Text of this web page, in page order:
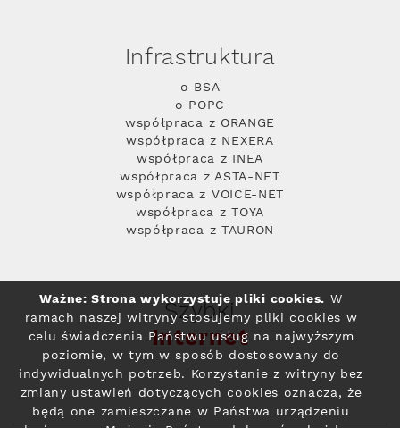
Infrastruktura
o BSA
o POPC
współpraca z ORANGE
współpraca z NEXERA
współpraca z INEA
współpraca z ASTA-NET
współpraca z VOICE-NET
współpraca z TOYA
współpraca z TAURON
Szybki
Internet
Ważne: Strona wykorzystuje pliki cookies. W
ramach naszej witryny stosujemy pliki cookies w
celu świadczenia Państwu usług na najwyższym
poziomie, w tym w sposób dostosowany do
indywidualnych potrzeb. Korzystanie z witryny bez
zmiany ustawień dotyczących cookies oznacza, że
będą one zamieszczane w Państwa urządzeniu